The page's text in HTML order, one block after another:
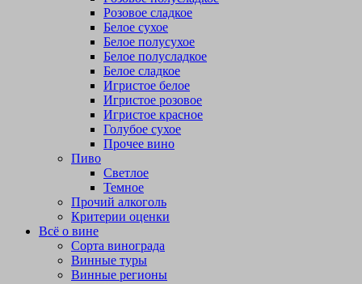
Розовое сладкое
Белое сухое
Белое полусухое
Белое полусладкое
Белое сладкое
Игристое белое
Игристое розовое
Игристое красное
Голубое сухое
Прочее вино
Пиво
Светлое
Темное
Прочий алкоголь
Критерии оценки
Всё о вине
Сорта винограда
Винные туры
Винные регионы